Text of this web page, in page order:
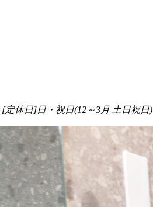
[定休日]日・祝日(12～3月 土日祝日)